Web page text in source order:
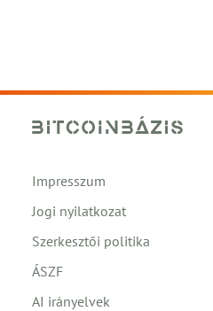
Impresszum
Jogi nyilatkozat
Szerkesztői politika
ÁSZF
AI irányelvek